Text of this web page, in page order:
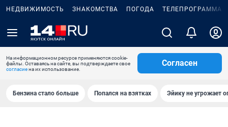
НЕДВИЖИМОСТЬ ЗНАКОМСТВА ПОГОДА ТЕЛЕПРОГРАММА
На информационном ресурсе применяются cookie-
файлы. Оставаясь на сайте, вы подтверждаете свое
согласиена их использование.
Согласен
Бензина стало больше Попался на взятках Эйику не угрожает